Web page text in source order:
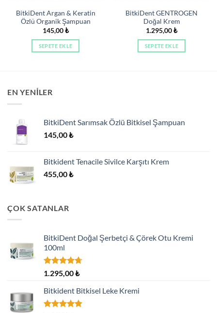
BitkiDent Argan & Keratin
Özlü Organik Şampuan
145,00₺
SEPETE EKLE
BitkiDent GENTROGEN
Doğal Krem
1.295,00₺
SEPETE EKLE
EN YENILER
BitkiDent Sarımsak Özlü Bitkisel Şampuan
145,00₺
Bitkident Tenacile Sivilce Karşıtı Krem
455,00₺
ÇOK SATANLAR
BitkiDent Doğal Şerbetçi & Çörek Otu Kremi
100ml
5
üzerinden
4.70 oy
aldı
1.295,00₺
Bitkident Bitkisel Leke Kremi